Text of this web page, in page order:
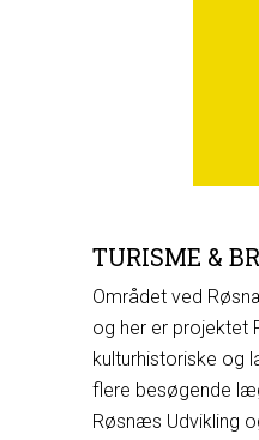
TURISME &
Området ved
og her er projektet
kulturhistoriske og
flere besøgende
Røsnæs Udvikling